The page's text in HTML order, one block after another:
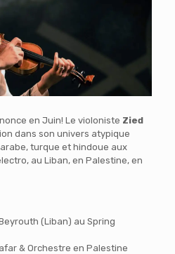
en Juin! Le violoniste Zied
dans son univers atypique
turque et hindoue aux
au Liban, en Palestine, en
(Liban) au Spring
& Orchestre en Palestine